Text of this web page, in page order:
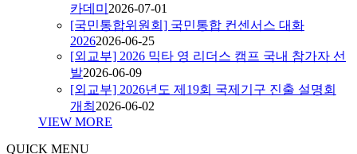
카데미 2026-07-01
[국민통합위원회] 국민통합 컨센서스 대화
20262026-06-25
[외교부] 2026 믹타 영 리더스 캠프 국내 참가자 선
발2026-06-09
[외교부] 2026년도 제19회 국제기구 진출 설명회
개최 2026-06-02
VIEW MORE
QUICK MENU